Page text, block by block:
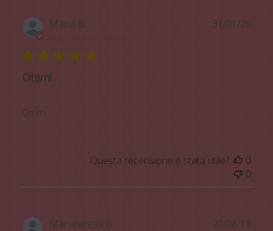
Maria B.
Ottimi
Ottimi
31/01/20
Questa recensione è stata utile?
0
0
Mariateresa B. 20/08/19